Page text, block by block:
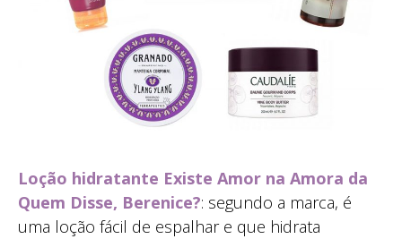
Loção hidratante Existe Amor na Amora da
Quem Disse, Berenice?: segundo a marca, é
uma loção fácil de espalhar e que hidrata